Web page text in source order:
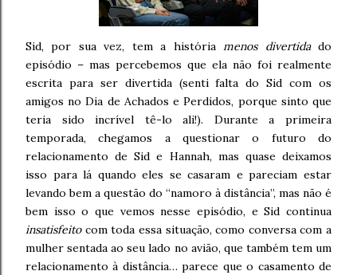
Sid, por sua vez, tem a históriamenos divertidado
episódio – mas percebemos que ela não foi realmente
escrita para ser divertida (senti falta do Sid com os
amigos no Dia de Achados e Perdidos, porque sinto que
teria sido incrível tê-lo ali!). Durante a primeira
temporada, chegamos a questionar o futuro do
relacionamento de Sid e Hannah, mas quase deixamos
isso para lá quando eles se casaram e pareciam estar
levando bem a questão do “namoro à distância”, mas não é
bem isso o que vemos nesse episódio, e Sid continua
insatisfeitocom toda essa situação, como conversa com a
mulher sentada ao seu lado no avião, que também tem um
relacionamento à distância… parece que o casamento de